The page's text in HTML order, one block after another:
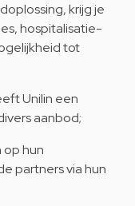
krijg je
hospitalisatie-
tot
Unilin een
aanbod;
hun
partners via hun